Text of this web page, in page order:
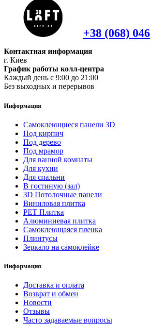
+38 (068)
Контактная информация
г. Киев
График работы колл-центра
Каждый день с 9:00 до 21:00
Без выходных и перерывов
Информация
Самоклеющиеся панели 3D
Под кирпич
Под дерево
Под мрамор
Для ванной комнаты
Для кухни
Для спальни
В гостиную (зал)
3D Потолочные панели
Виниловая плитка
PET Плитка
Алюминиевая плитка
Самоклеющаяся пленка
Плинтусы
Зеркало на самоклейке
Информация
Доставка и оплата
Возврат и обмен
Новости
Отзывы
Часто задаваемые вопросы